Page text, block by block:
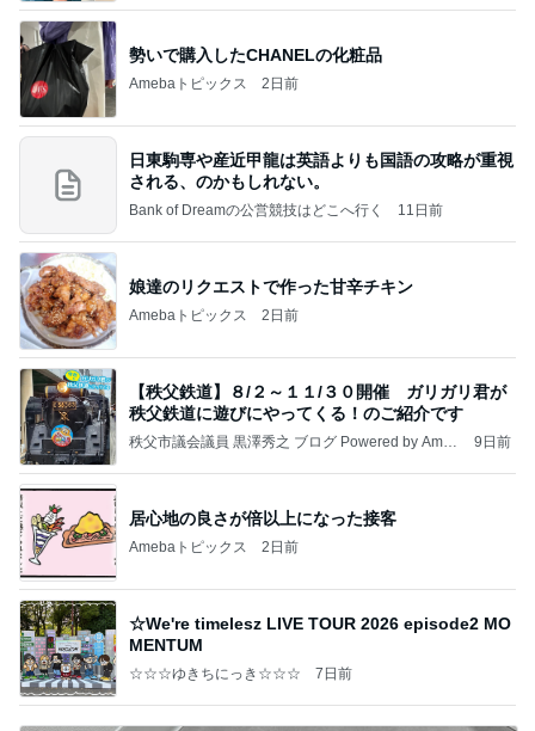
勢いで購入したCHANELの化粧品
Amebaトピックス 2日前
日東駒専や産近甲龍は英語よりも国語の攻略が重視
される、のかもしれない。
Bank of Dreamの公営競技はどこへ行く 11日前
娘達のリクエストで作った甘辛チキン
Amebaトピックス 2日前
【秩父鉄道】８/２～１１/３０開催 ガリガリ君が
秩父鉄道に遊びにやってくる！のご紹介です
秩父市議会議員 黒澤秀之 ブログ Powered by Ameb
9日前
居心地の良さが倍以上になった接客
Amebaトピックス 2日前
☆We're timelesz LIVE TOUR 2026 episode2 MO
MENTUM
☆☆☆ゆきちにっき☆☆☆ 7日前